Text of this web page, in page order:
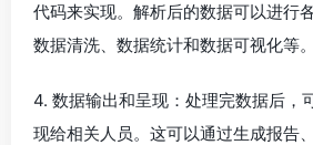
代码来实现。解析后的数据可以进行
数据清洗、数据统计和数据可视化等。
4. 数据输出和呈现：处理完数据后，
现给相关人员。这可以通过生成报告